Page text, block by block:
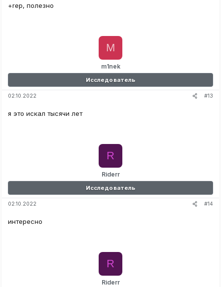
+rep, полезно
m1nek
M
Исследователь
02.10.2022 #13
я это искал тысячи лет
Riderr
R
Исследователь
02.10.2022 #14
интересно
Riderr
R